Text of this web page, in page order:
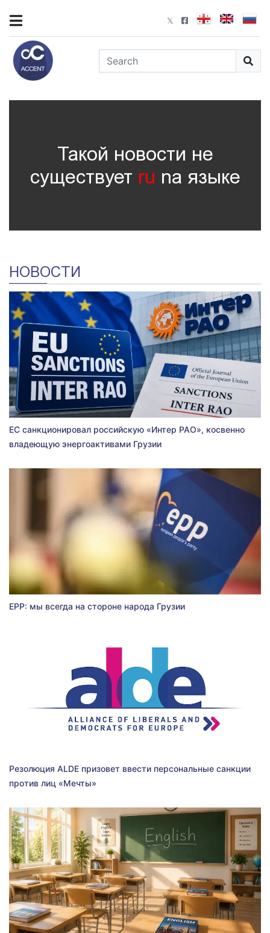
Такой новости не
существует ru nа языке
НОВОСТИ
ЕС санкционировал российскую «Интер РАО», косвенно
владеющую энергоактивами Грузии
EPP: мы всегда на стороне народа Грузии
Резолюция ALDE призовет ввести персональные санкции
против лиц «Мечты»